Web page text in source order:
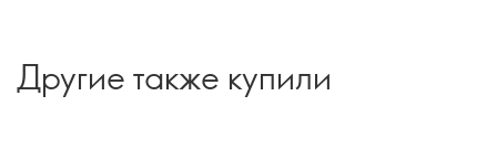
Другие также купили